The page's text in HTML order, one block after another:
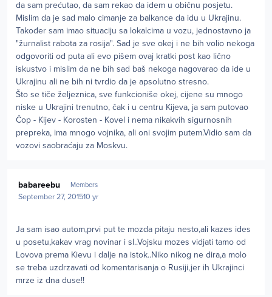
da sam prećutao, da sam rekao da idem u običnu posjetu.
Mislim da je sad malo cimanje za balkance da idu u Ukrajinu.
Također sam imao situaciju sa lokalcima u vozu, jednostavno ja
"žurnalist rabota za rosija". Sad je sve okej i ne bih volio nekoga
odgovoriti od puta ali evo pišem ovaj kratki post kao lično
iskustvo i mislim da ne bih sad baš nekoga nagovarao da ide u
Ukrajinu ali ne bih ni tvrdio da je apsolutno stresno.
Što se tiče željeznica, sve funkcioniše okej, cijene su mnogo
niske u Ukrajini trenutno, čak i u centru Kijeva, ja sam putovao
Čop - Kijev - Korosten - Kovel i nema nikakvih sigurnosnih
prepreka, ima mnogo vojnika, ali oni svojim putem.Vidio sam da
vozovi saobraćaju za Moskvu.
babareebu Members
September 27, 201510 yr
Ja sam isao autom,prvi put te mozda pitaju nesto,ali kazes ides
u posetu,kakav vrag novinar i sl..Vojsku mozes vidjati tamo od
Lovova prema Kievu i dalje na istok..Niko nikog ne dira,a molo
se treba uzdrzavati od komentarisanja o Rusiji,jer ih Ukrajinci
mrze iz dna duse!!